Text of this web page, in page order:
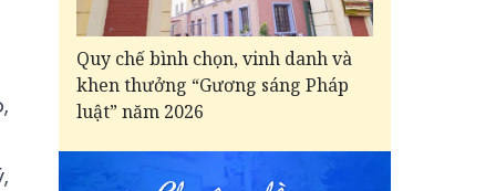
Quy chế bình chọn, vinh danh và
khen thưởng “Gương sáng Pháp
luật” năm 2026